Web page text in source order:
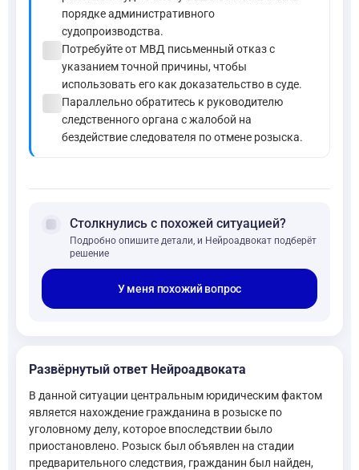
порядке административного
судопроизводства.
Потребуйте от МВД письменный отказ с
указанием точной причины, чтобы
использовать его как доказательство в суде.
Параллельно обратитесь к руководителю
следственного органа с жалобой на
бездействие следователя по отмене розыска.
forum Столкнулись с похожей ситуацией?
Подробно опишите детали, и Нейроадвокат подберёт
решение
У меня похожий вопрос
Развёрнутый ответ Нейроадвоката
В данной ситуации центральным юридическим фактом
является нахождение гражданина в розыске по
уголовному делу, которое впоследствии было
приостановлено. Розыск был объявлен на стадии
предварительного следствия, гражданин был найден,